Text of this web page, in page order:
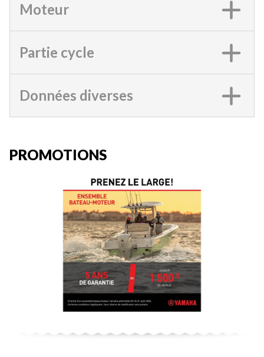
Moteur
Partie cycle
Données diverses
PROMOTIONS